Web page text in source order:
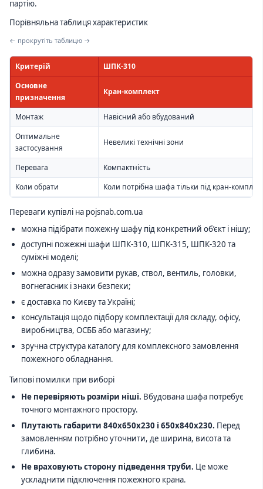
партію.
Порівняльна таблиця характеристик
← прокрутіть таблицю →
Критерій
ШПК-310
Основне
призначення
Кран-комплект
Монтаж
Навісний або вбудований
Оптимальне
застосування
Невеликі технічні зони
Перевага
Компактність
Коли обрати
Коли потрібна шафа тільки під кран-
Переваги купівлі на pojsnab.com.ua
можна підібрати пожежну шафу під конкретний об’єкт і нішу;
доступні пожежні шафи ШПК-310, ШПК-315, ШПК-320 та
суміжні моделі;
можна одразу замовити рукав, ствол, вентиль, головки,
вогнегасник і знаки безпеки;
є доставка по Києву та Україні;
консультація щодо підбору комплектації для складу, офісу,
виробництва, ОСББ або магазину;
зручна структура каталогу для комплексного замовлення
пожежного обладнання.
Типові помилки при виборі
Не перевіряють розміри ніші. Вбудована шафа потребує
точного монтажного простору.
Плутають габарити 840х650х230 і 650х840х230. Перед
замовленням потрібно уточнити, де ширина, висота та
глибина.
Не враховують сторону підведення труби. Це може
ускладнити підключення пожежного крана.